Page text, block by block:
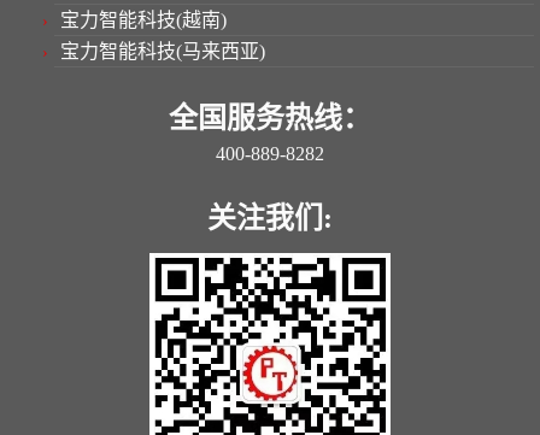
宝力智能科技(越南)
宝力智能科技(马来西亚)
全国服务热线：
400-889-8282
关注我们: